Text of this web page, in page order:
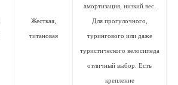
Жесткая,
титановая
амортизация, низкий вес.
Для прогулочного,
турингового или даже
туристического велосипеда
отличный выбор. Есть
крепление